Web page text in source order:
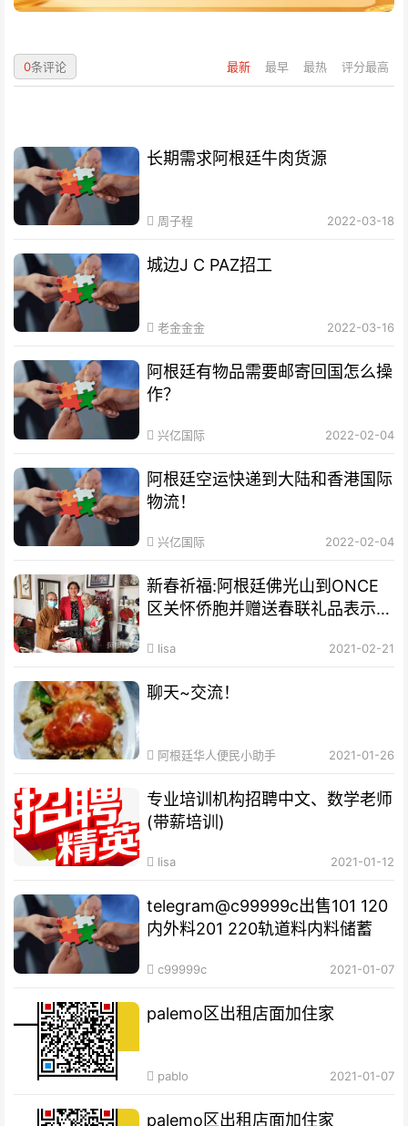
最新 最早 最热 评分最高
0条评论
长期需求阿根廷牛肉货源
周子程 2022-03-18
城边J C PAZ招工
老金金金 2022-03-16
阿根廷有物品需要邮寄回国怎么操
作？
兴亿国际 2022-02-04
阿根廷空运快递到大陆和香港国际
物流！
兴亿国际 2022-02-04
新春祈福:阿根廷佛光山到ONCE
区关怀侨胞并赠送春联礼品表示祝
lisa 2021-02-21
聊天~交流！
阿根廷华人便民小助手 2021-01-26
专业培训机构​招聘中文、数学老师
(带薪培训)
lisa 2021-01-12
telegram@c99999c出售101 120
内外料201 220轨道料内料储蓄
c99999c 2021-01-07
palemo区出租店面加住家
pablo 2021-01-07
palemo区出租店面加住家